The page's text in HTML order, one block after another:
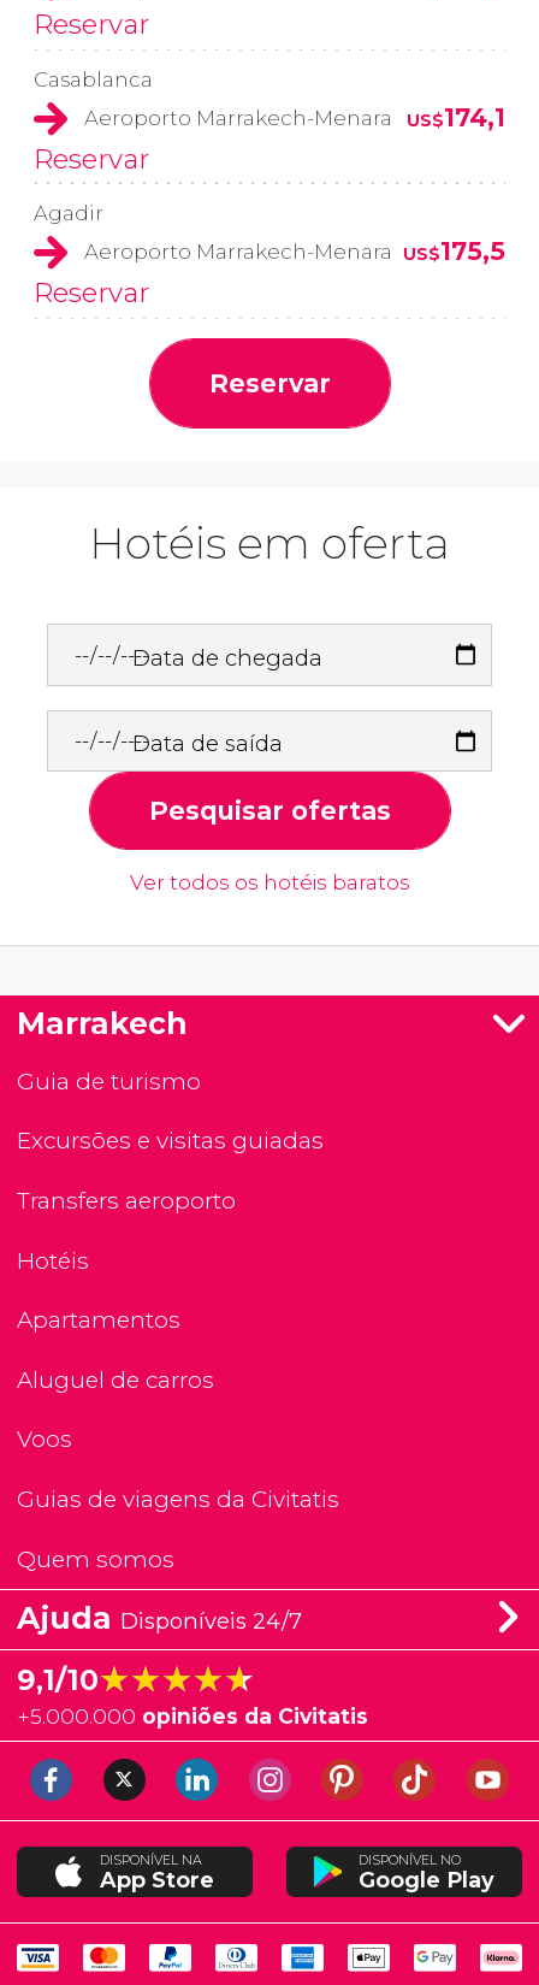
Reservar
Casablanca
Aeroporto Marrakech-Menara
US$174,1
Reservar
Agadir
Aeroporto Marrakech-Menara
US$175,5
Reservar
Reservar
Hotéis em oferta
Data de chegada
Data de saída
Pesquisar ofertas
Ver todos os hotéis baratos
Marrakech
Guia de turismo
Excursões e visitas guiadas
Transfers aeroporto
Hotéis
Apartamentos
Aluguel de carros
Voos
Guias de viagens da Civitatis
Quem somos
Ajuda Disponíveis 24/7
9,1/10★★★★★
★★★★★
+5.000.000 opiniões da Civitatis
DISPONÍVEL NA
App Store
DISPONÍVEL NO
Google Play